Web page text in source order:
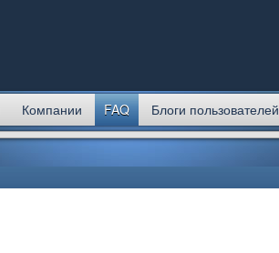
Компании FAQ Блоги пользователей